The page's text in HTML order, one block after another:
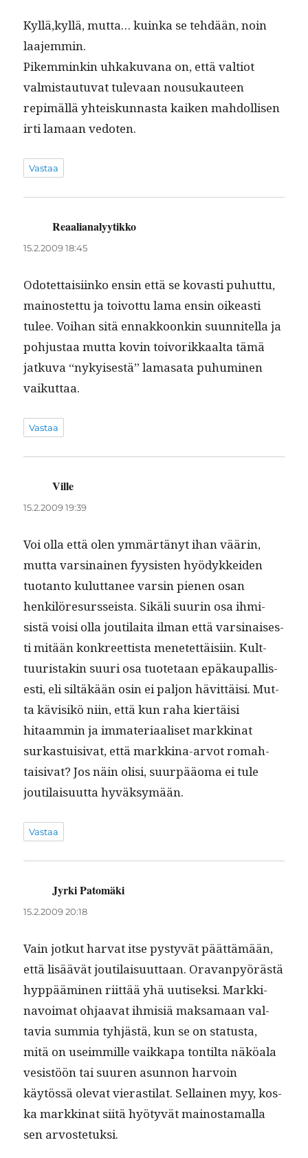
Kyllä,kyllä, mut­ta… kuin­ka se tehdään, noin
laajemmin.
Pikem­minkin uhkaku­vana on, että val­tiot
valmis­tau­tu­vat tule­vaan nousukau­teen
repimäl­lä yhteiskun­nas­ta kaiken mah­dol­lisen
irti lamaan vedoten.
Vastaa
Reaalianalyytikko
15.2.2009 18:45
Odotet­taisi­inko ensin että se kovasti puhut­tu,
main­os­tet­tu ja toiv­ot­tu lama ensin oikeasti
tulee. Voihan sitä ennakkoonkin suun­nitel­la ja
pohjus­taa mut­ta kovin toivorikkaal­ta tämä
jatku­va “nykyis­es­tä” lamasa­ta puhumi­nen
vaikuttaa.
Vastaa
Ville
15.2.2009 19:39
Voi olla että olen ymmärtänyt ihan väärin,
mut­ta varsi­nainen fyy­sis­ten hyödykkei­den
tuotan­to kulut­ta­nee varsin pienen osan
henkilöresurs­seista. Sikäli suurin osa ihmi­
sistä voisi olla jouti­lai­ta ilman että varsi­nais­es­
ti mitään konkreet­tista menetet­täisi­in. Kult­
tuuris­takin suuri osa tuote­taan epäkau­pal­lis­
es­ti, eli siltäkään osin ei paljon hävit­täisi. Mut­
ta kävisikö niin, että kun raha kiertäisi
hitaam­min ja imma­te­ri­aaliset markki­nat
surkas­tu­isi­vat, että markki­na-arvot rom­ah­
taisi­vat? Jos näin olisi, suur­pääo­ma ei tule
jouti­laisu­ut­ta hyväksymään.
Vastaa
Jyrki Patomäki
15.2.2009 20:18
Vain jotkut har­vat itse pystyvät päät­tämään,
että lisäävät jouti­laisu­ut­taan. Ora­van­pyörästä
hyp­päämi­nen riit­tää yhä uutisek­si. Markki­
navoimat ohjaa­vat ihmisiä mak­samaan val­
tavia sum­mia tyhjästä, kun se on sta­tus­ta,
mitä on useim­mille vaikka­pa ton­til­ta näköala
vesistöön tai suuren asun­non har­voin
käytössä ole­vat vierasti­lat. Sel­l­ainen myy, kos­
ka markki­nat siitä hyö­tyvät main­os­ta­mal­la
sen arvostetuksi.